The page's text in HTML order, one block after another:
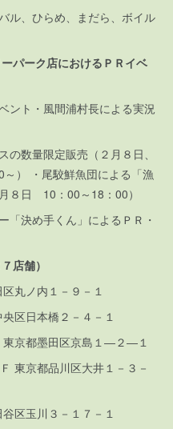
、ひらめ、まだら、ボイル
パーク店におけるＰＲイベ
ト・風間浦村長による実況
数量限定販売（２月８日、
） ・尾駮鮮魚団による「漁
８日 10：00～18：00）
決め手くん」によるＰＲ・
店舗）
丸ノ内１－９－１
区日本橋２－４－１
東京都墨田区京島１―２―１
東京都品川区大井１－３－
区玉川３－１７－１